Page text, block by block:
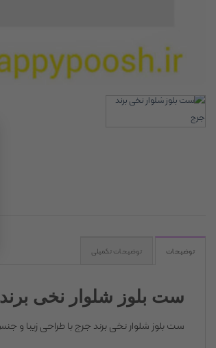
توضیحات توضیحات تکمیلی
ست بلوز شلوار نخی
ست بلوز شلوار نخی برند جرج با طراحی زیبا و